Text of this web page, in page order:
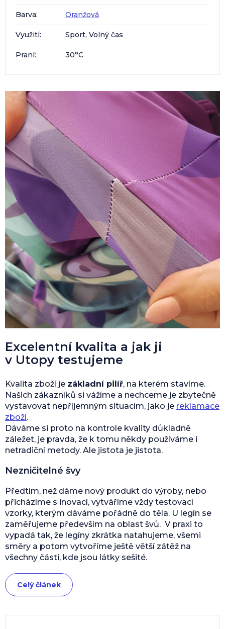
Barva: Oranžová
Využití: Sport, Volný čas
Praní: 30°C
Excelentní kvalita a jak ji
v Utopy testujeme
Kvalita zboží je základní pilíř, na kterém stavíme.
Našich zákazníků si vážíme a nechceme je zbytečně
vystavovat nepříjemným situacím, jako je reklamace
zboží.
Dáváme si proto na kontrole kvality důkladně
záležet, je pravda, že k tomu někdy používáme i
netradiční metody. Ale jistota je jistota.
Nezničitelné švy
Předtím, než dáme nový produkt do výroby, nebo
přicházíme s inovací, vytváříme vždy testovací
vzorky, kterým dáváme pořádně do těla. U legín se
zaměřujeme především na oblast švů. V praxi to
vypadá tak, že legíny zkrátka natahujeme, všemi
směry a potom vytvoříme ještě větší zátěž na
všechny části, kde jsou látky sešité.
Celý článek